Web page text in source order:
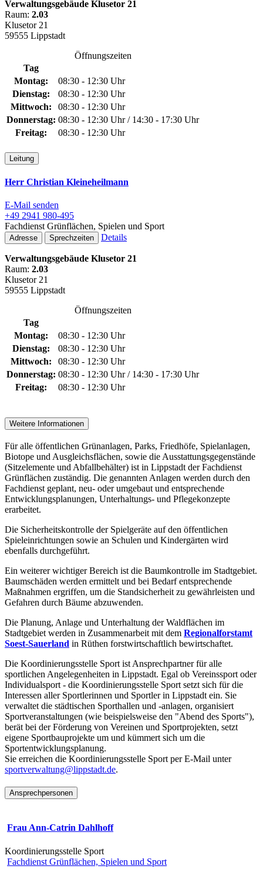
Verwaltungsgebäude Klusetor 21
Raum: 2.03
Klusetor 21
59555 Lippstadt
Öffnungszeiten
Tag
Montag:
08:30 - 12:30 Uhr
Dienstag:
08:30 - 12:30 Uhr
Mittwoch:
08:30 - 12:30 Uhr
Donnerstag: 08:30 - 12:30 Uhr / 14:30 - 17:30 Uhr
Freitag:
08:30 - 12:30 Uhr
Leitung
Herr Christian Kleineheilmann
E-Mail senden
+49 2941 980-495
Fachdienst Grünflächen, Spielen und Sport
Adresse Sprechzeiten Details
Verwaltungsgebäude Klusetor 21
Raum: 2.03
Klusetor 21
59555 Lippstadt
Öffnungszeiten
Tag
Montag:
08:30 - 12:30 Uhr
Dienstag:
08:30 - 12:30 Uhr
Mittwoch:
08:30 - 12:30 Uhr
Donnerstag: 08:30 - 12:30 Uhr / 14:30 - 17:30 Uhr
Freitag:
08:30 - 12:30 Uhr
Weitere Informationen
Für alle öffentlichen Grünanlagen, Parks, Friedhöfe, Spielanlagen,
Biotope und Ausgleichsflächen, sowie die Ausstattungsgegenstände
(Sitzelemente und Abfallbehälter) ist in Lippstadt der Fachdienst
Grünflächen zuständig. Die genannten Anlagen werden durch den
Fachdienst geplant, neu- oder umgebaut und entsprechende
Entwicklungsplanungen, Unterhaltungs- und Pflegekonzepte
erarbeitet.
Die Sicherheitskontrolle der Spielgeräte auf den öffentlichen
Spieleinrichtungen sowie an Schulen und Kindergärten wird
ebenfalls durchgeführt.
Ein weiterer wichtiger Bereich ist die Baumkontrolle im Stadtgebiet.
Baumschäden werden ermittelt und bei Bedarf entsprechende
Maßnahmen ergriffen, um die Standsicherheit zu gewährleisten und
Gefahren durch Bäume abzuwenden.
Die Planung, Anlage und Unterhaltung der Waldflächen im
Stadtgebiet werden in Zusammenarbeit mit dem Regionalforstamt
Soest-Sauerland in Rüthen forstwirtschaftlich bewirtschaftet.
Die Koordinierungsstelle Sport ist Ansprechpartner für alle
sportlichen Angelegenheiten in Lippstadt. Egal ob Vereinssport oder
Individualsport - die Koordinierungsstelle Sport setzt sich für die
Interessen aller Sportlerinnen und Sportler in Lippstadt ein. Sie
verwaltet die städtischen Sporthallen und -anlagen, organisiert
Sportveranstaltungen (wie beispielsweise den "Abend des Sports"),
berät bei der Förderung von Vereinen und Sportprojekten, setzt
eigene Sportbauprojekte um und kümmert sich um die
Sportentwicklungsplanung.
Sie erreichen die Koordinierungsstelle Sport per E-Mail unter
sportverwaltung@lippstadt.de.
Ansprechpersonen
Frau Ann-Catrin Dahlhoff
Koordinierungsstelle Sport
Fachdienst Grünflächen, Spielen und Sport